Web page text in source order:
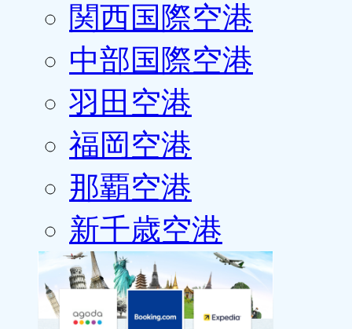
関西国際空港
中部国際空港
羽田空港
福岡空港
那覇空港
新千歳空港